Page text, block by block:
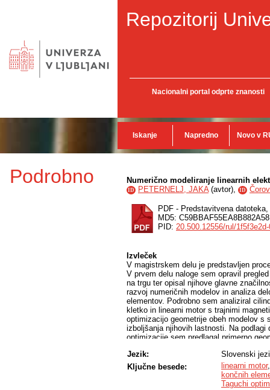
Repozitorij
Nacionalni portal odprte znanosti
Iskanje Napredno Novo v
Podrobno Numerično modeliranje linearnih
ID PETERNELJ, JAKA(avtor), ID
PDF - Predstavitvena datoteka,
MD5:
PID: 20.500.12556/rul/
Izvleček
V magistrskem delu je predstavljen
V prvem delu naloge sem opravil
na trgu ter opisal njihove glavne
razvoj numeričnih modelov in analiza
elementov. Podrobno sem analiziral
kletko in linearni motor s trajnimi
optimizacijo geometrije obeh modelov s
izboljšanja njihovih lastnosti. Na podlagi
optimizacije sem predlagal primerno
materialov potrebnih za izdelavo
Jezik:
Slovenski
Ključne besede:
linearni motor
končnih
Taguchi